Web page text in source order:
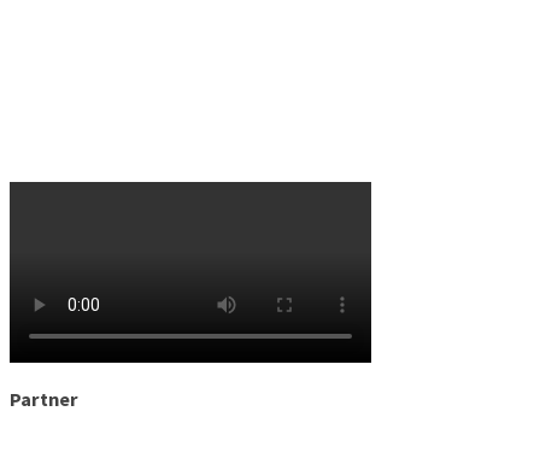
Partner